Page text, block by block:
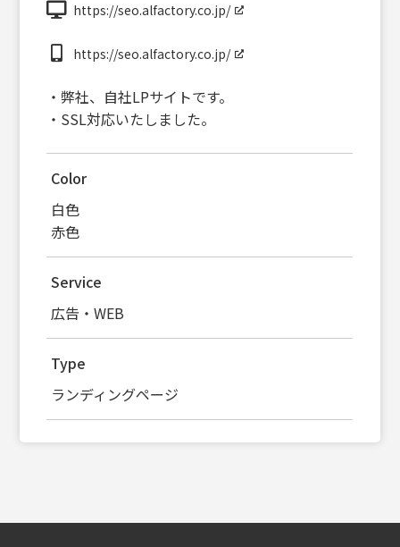
https://seo.alfactory.co.jp/
https://seo.alfactory.co.jp/
・弊社、自社LPサイトです。
・SSL対応いたしました。
Color
白色
赤色
Service
広告・WEB
Type
ランディングページ